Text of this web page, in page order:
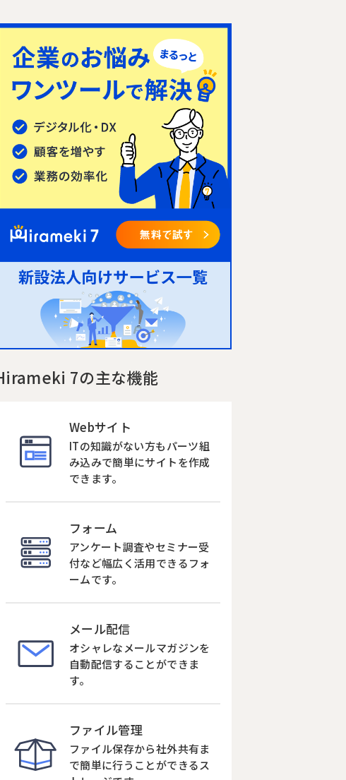
7の主な機能
Webサイト
ITの知識がない方もパーツ組
み込みで簡単にサイトを作成
できます。
フォーム
アンケート調査やセミナー受
付など幅広く活用できるフォ
ームです。
メール配信
オシャレなメールマガジンを
自動配信することができま
す。
ファイル管理
ファイル保存から社外共有ま
で簡単に行うことができるス